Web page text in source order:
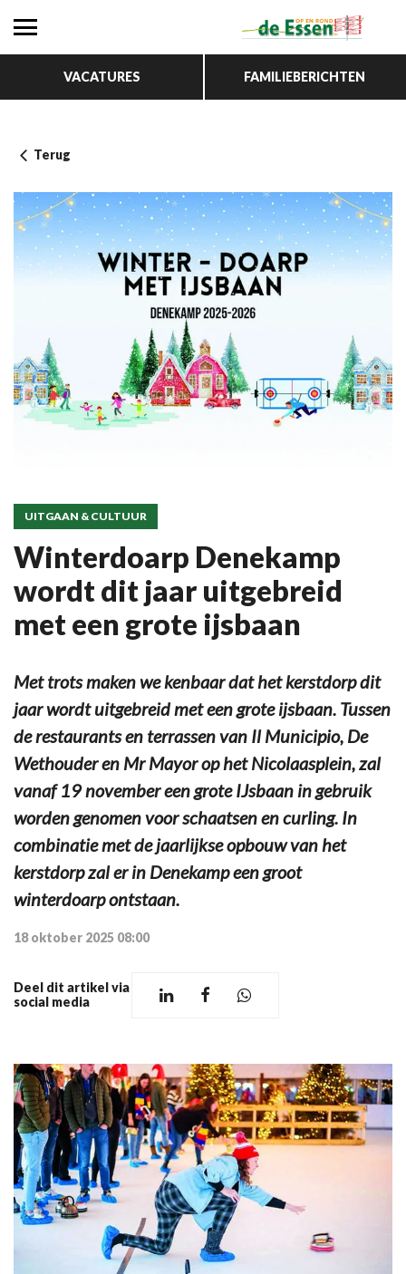
VACATURES FAMILIEBERICHTEN
Terug
UITGAAN & CULTUUR
Winterdoarp Denekamp
wordt dit jaar uitgebreid
met een grote ijsbaan
Met trots maken we kenbaar dat het kerstdorp dit
jaar wordt uitgebreid met een grote ijsbaan. Tussen
de restaurants en terrassen van Il Municipio, De
Wethouder en Mr Mayor op het Nicolaasplein, zal
vanaf 19 november een grote IJsbaan in gebruik
worden genomen voor schaatsen en curling. In
combinatie met de jaarlijkse opbouw van het
kerstdorp zal er in Denekamp een groot
winterdoarp ontstaan.
18 oktober 2025 08:00
Deel dit artikel via
social media